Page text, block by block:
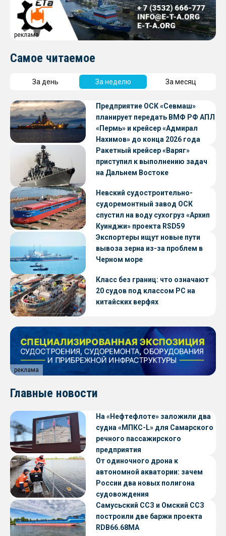
реклама
Самое читаемое
За день За неделю За месяц
Предприятие ОСК «Севмаш»
планирует передать ВМФ РФ АПЛ
«Пермь» и крейсер «Адмирал
Нахимов» до конца 2026 года
Ракетный крейсер «Варяг»
приступил к выполнению задач
на Дальнем Востоке
Невский судостроительно-
судоремонтный завод ОСК
спустил на воду сухогруз «Архип
Куинджи» проекта RSD59
Экспортеры ищут новые пути
вывоза зерна из-за проблем в
Черном море
Класс без границ: что означают
20 судов под классом РС на
китайских верфях
реклама
Главные новости
На «Нефтефлоте» заложили два
судна «МПКС-L» для Самарского
речного пассажирского
предприятия
От одиночного дрона к
автономной акватории: зачем
России два новых полигона
судовождения
Самусьский ССЗ и Омский ССЗ
построили две баржи проекта
RDB66.68МА